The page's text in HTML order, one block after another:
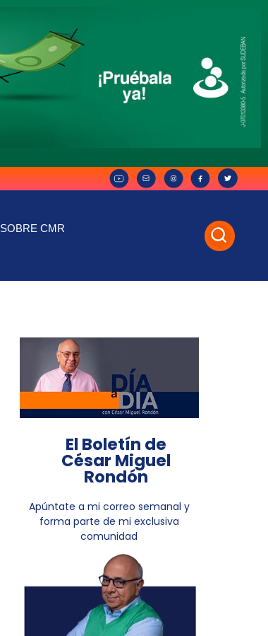
SOBRE CMR
El Boletín de
César Miguel
Rondón
Apúntate a mi correo semanal y
forma parte de mi exclusiva
comunidad